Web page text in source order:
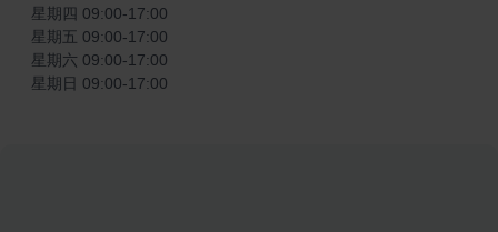
星期四 09:00-17:00
星期五 09:00-17:00
星期六 09:00-17:00
星期日 09:00-17:00